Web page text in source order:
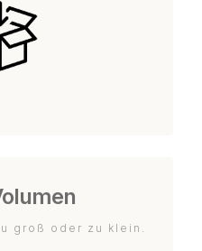
groß oder zu klein.